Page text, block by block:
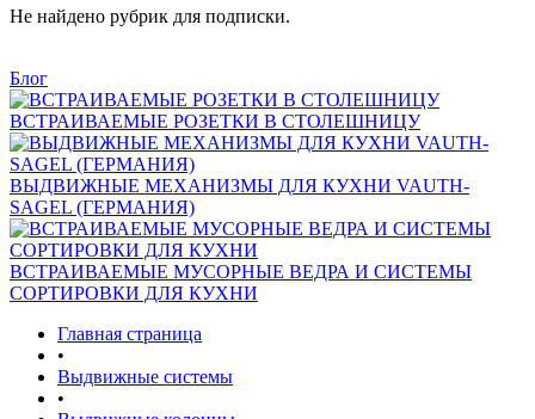
Не найдено рубрик для подписки.
Блог
ВСТРАИВАЕМЫЕ РОЗЕТКИ В СТОЛЕШНИЦУ
ВЫДВИЖНЫЕ МЕХАНИЗМЫ ДЛЯ КУХНИ VAUTH-
SAGEL (ГЕРМАНИЯ)
ВСТРАИВАЕМЫЕ МУСОРНЫЕ ВЕДРА И СИСТЕМЫ
СОРТИРОВКИ ДЛЯ КУХНИ
Главная страница
•
Выдвижные системы
•